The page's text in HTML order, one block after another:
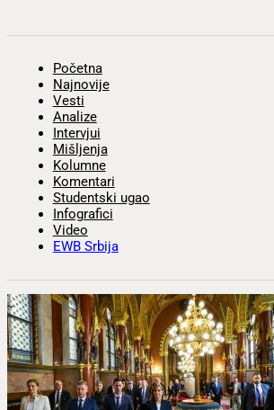
Početna
Najnovije
Vesti
Analize
Intervjui
Mišljenja
Kolumne
Komentari
Studentski ugao
Infografici
Video
EWB Srbija